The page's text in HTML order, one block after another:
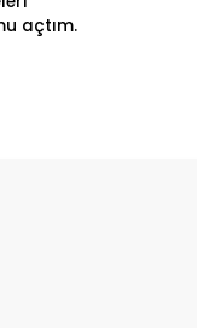
açtım.